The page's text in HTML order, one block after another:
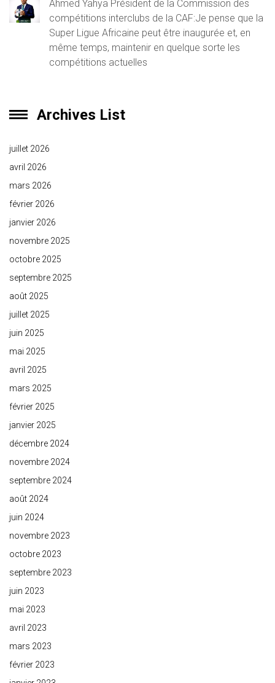
Ahmed Yahya Président de la Commission des
compétitions interclubs de la CAF:Je pense que la
Super Ligue Africaine peut être inaugurée et, en
même temps, maintenir en quelque sorte les
compétitions actuelles
Archives List
juillet 2026
avril 2026
mars 2026
février 2026
janvier 2026
novembre 2025
octobre 2025
septembre 2025
août 2025
juillet 2025
juin 2025
mai 2025
avril 2025
mars 2025
février 2025
janvier 2025
décembre 2024
novembre 2024
septembre 2024
août 2024
juin 2024
novembre 2023
octobre 2023
septembre 2023
juin 2023
mai 2023
avril 2023
mars 2023
février 2023